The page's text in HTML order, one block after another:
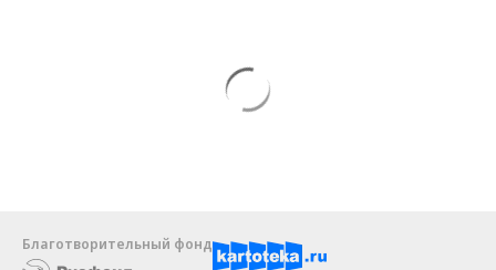
Благотворительный фонд